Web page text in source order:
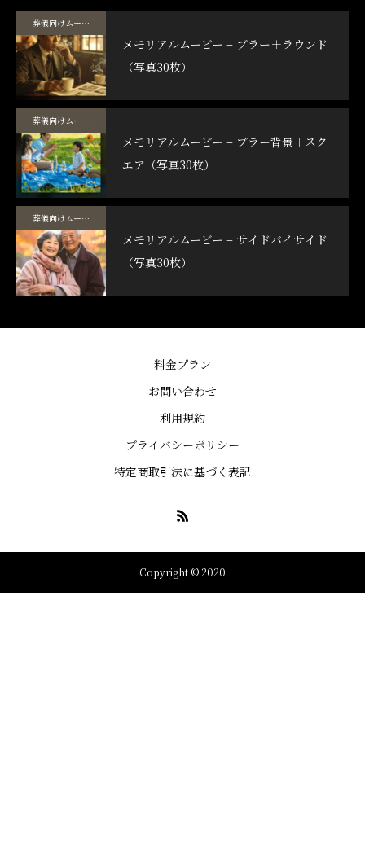
葬儀向けムービーテンプレート
メモリアルムービー – ブラー＋ラウンド
（写真30枚）
葬儀向けムービーテンプレート
メモリアルムービー – ブラー背景＋スク
エア（写真30枚）
葬儀向けムービーテンプレート
メモリアルムービー – サイドバイサイド
（写真30枚）
料金プラン
お問い合わせ
利用規約
プライバシーポリシー
特定商取引法に基づく表記
Copyright © 2020